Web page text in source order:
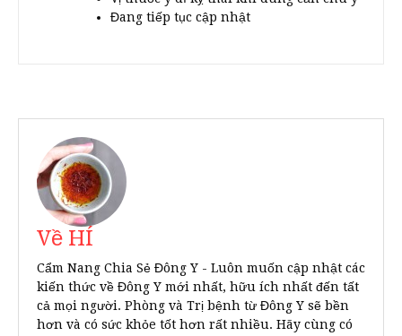
Đang tiếp tục cập nhật
Về HÍ
Cẩm Nang Chia Sẻ Đông Y - Luôn muốn cập nhật các
kiến thức về Đông Y mới nhất, hữu ích nhất đến tất
cả mọi người. Phòng và Trị bệnh từ Đông Y sẽ bền
hơn và có sức khỏe tốt hơn rất nhiều. Hãy cùng có